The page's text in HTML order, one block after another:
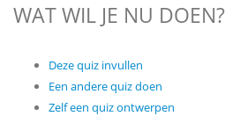
WAT WIL JE NU DOEN?
Deze quiz invullen
Een andere quiz doen
Zelf een quiz ontwerpen